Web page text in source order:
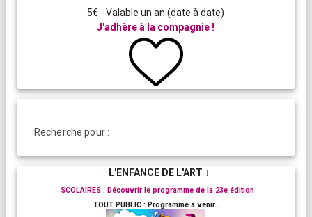
5€ - Valable un an (date à date)
J'adhère à la compagnie !
Recherche pour :
↓ L'ENFANCE DE L'ART ↓
SCOLAIRES : Découvrir le programme de la 23e édition
TOUT PUBLIC : Programme à venir...